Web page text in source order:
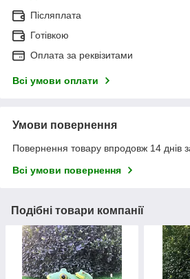
Післяплата
Готівкою
Оплата за реквізитами
Всі умови оплати
Умови повернення
Повернення товару впродовж 14 днів
Всі умови повернення
Подібні товари компанії